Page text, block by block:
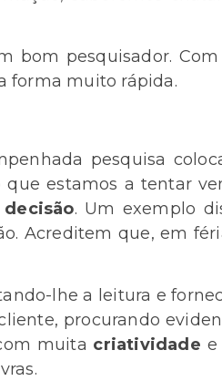
pesquisador.
forma muito rápida.
pesquisa
estamos a tentar
decisão. Um exemplo
Acreditem que, em
lhe a leitura e
procurando
muita criatividade e